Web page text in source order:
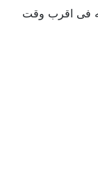
فى اقرب وقت